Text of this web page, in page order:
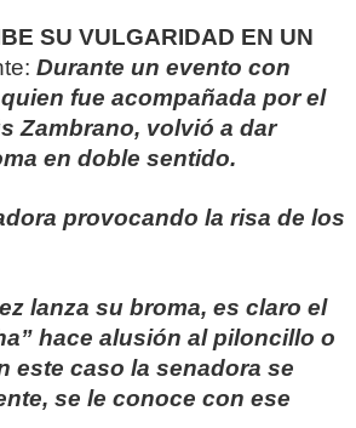
SU VULGARIDAD EN UN
Durante un evento con
fue acompañada por el
Zambrano, volvió a dar
en doble sentido.
provocando la risa de los
lanza su broma, es claro el
hace alusión al piloncillo o
este caso la senadora se
se le conoce con ese